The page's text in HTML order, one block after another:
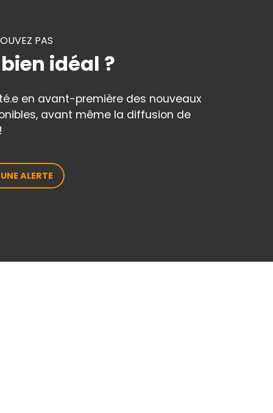
PAS
idéal ?
en avant-première des nouveaux
avant même la diffusion de
ALERTE